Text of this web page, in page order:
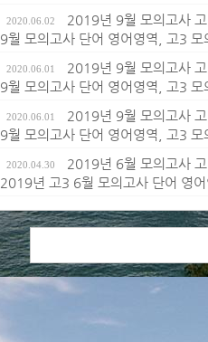
2020.06.02 2019년 9월 모의고사
9월 모의고사 단어 영어영역, 고3
2020.06.01 2019년 9월 모의고사
9월 모의고사 단어 영어영역, 고3
2020.06.01 2019년 9월 모의고사
9월 모의고사 단어 영어영역, 고3
2020.04.30 2019년 6월 모의고사
2019년 고3 6월 모의고사 단어 영